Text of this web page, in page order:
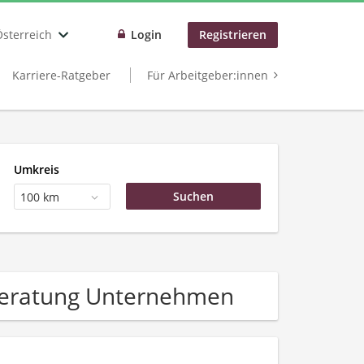
Login Registrieren
Karriere-Ratgeber Für Arbeitgeber:innen
Umkreis
100 km
Unternehmen